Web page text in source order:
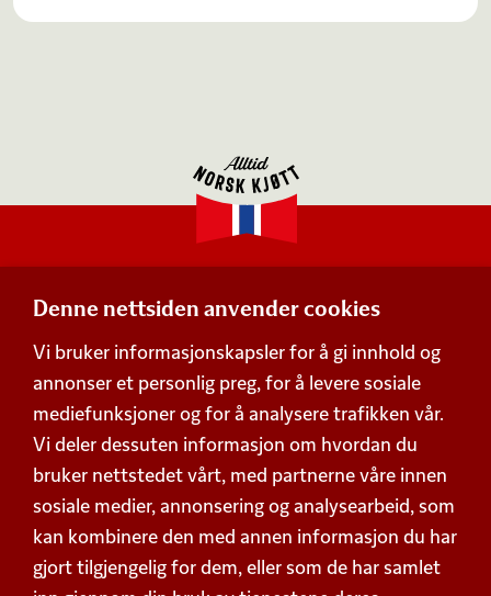
Denne nettsiden anvender cookies
Vi bruker informasjonskapsler for å gi innhold og
annonser et personlig preg, for å levere sosiale
mediefunksjoner og for å analysere trafikken vår.
Vi deler dessuten informasjon om hvordan du
bruker nettstedet vårt, med partnerne våre innen
sosiale medier, annonsering og analysearbeid, som
kan kombinere den med annen informasjon du har
gjort tilgjengelig for dem, eller som de har samlet
Postboks 360,
Økern, 0513 Oslo
Besøksadresse
Schweigaards gate 15, 0191 Oslo
Org. nummer 938 752 648
Personvern
Beskrivelse av våre vilkår
Kontakt